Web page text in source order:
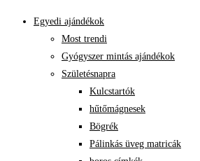
Egyedi ajándékok
Most trendi
Gyógyszer mintás ajándékok
Születésnapra
Kulcstartók
hűtőmágnesek
Bögrék
Pálinkás üveg matricák